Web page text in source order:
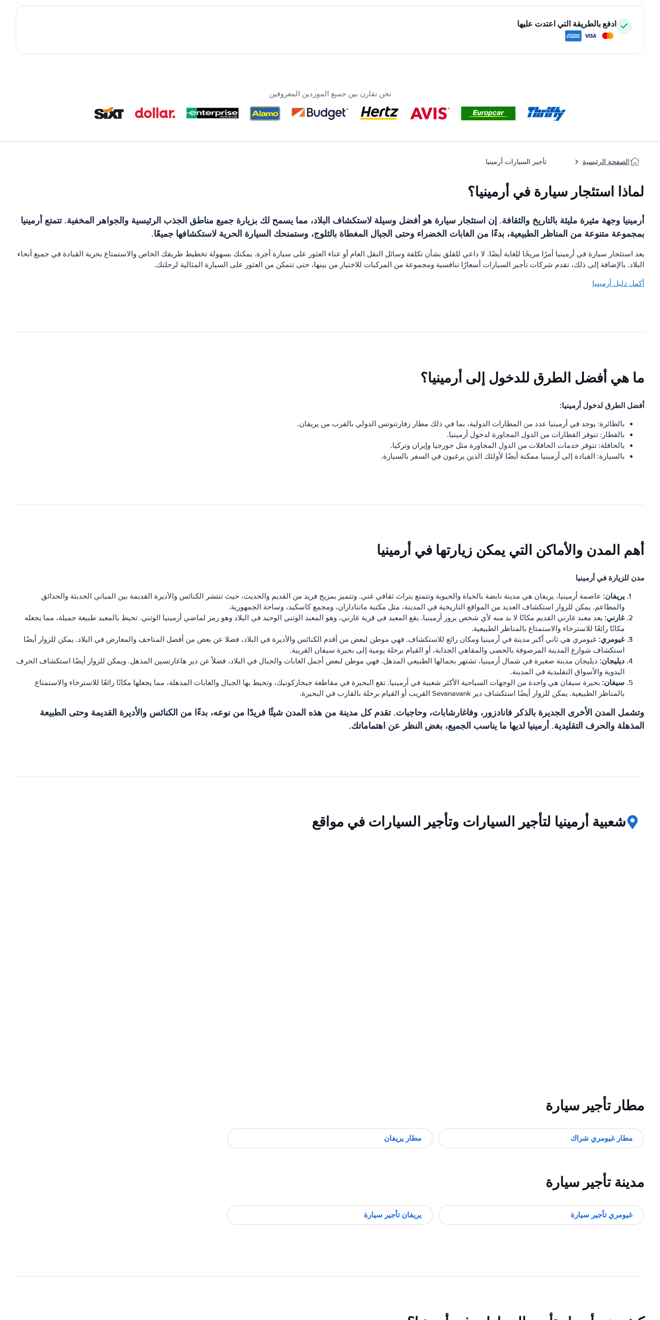
ادفع بالطريقة التي اعتدت عليها
نحن نقارن بين جميع الموردين المعروفين
الصفحة الرئيسية تأجير السيارات أرمينيا
لماذا استئجار سيارة في أرمينيا؟
أرمينيا وجهة مثيرة مليئة بالتاريخ والثقافة. إن استئجار سيارة هو أفضل وسيلة لاستكشاف البلاد، مما يسمح لك بزيارة جميع مناطق الجذب الرئيسية والجواهر المخفية. تتمتع أرمينيا
بمجموعة متنوعة من المناظر الطبيعية، بدءًا من الغابات الخضراء وحتى الجبال المغطاة بالثلوج، وستمنحك السيارة الحرية لاستكشافها جميعًا.
يعد استئجار سيارة في أرمينيا أمرًا مريحًا للغاية أيضًا. لا داعي للقلق بشأن تكلفة وسائل النقل العام أو عناء العثور على سيارة أجرة. يمكنك بسهولة تخطيط طريقك الخاص والاستمتاع بحرية القيادة في جميع أنحاء
البلاد. بالإضافة إلى ذلك، تقدم شركات تأجير السيارات أسعارًا تنافسية ومجموعة من المركبات للاختيار من بينها، حتى تتمكن من العثور على السيارة المثالية لرحلتك.
أكمل دليل أرمينيا
ما هي أفضل الطرق للدخول إلى أرمينيا؟
أفضل الطرق لدخول أرمينيا:
بالطائرة: يوجد في أرمينيا عدد من المطارات الدولية، بما في ذلك مطار زفارتنوتس الدولي بالقرب من يريفان.
بالقطار: تتوفر القطارات من الدول المجاورة لدخول أرمينيا.
بالحافلة: تتوفر خدمات الحافلات من الدول المجاورة مثل جورجيا وإيران وتركيا.
بالسيارة: القيادة إلى أرمينيا ممكنة أيضًا لأولئك الذين يرغبون في السفر بالسيارة.
أهم المدن والأماكن التي يمكن زيارتها في أرمينيا
مدن للزيارة في أرمينيا
يريفان: عاصمة أرمينيا، يريفان هي مدينة نابضة بالحياة والحيوية وتتمتع بتراث ثقافي غني. وتتميز بمزيج فريد من القديم والحديث، حيث تنتشر الكنائس والأديرة القديمة بين المباني الحديثة والحدائق
والمطاعم. يمكن للزوار استكشاف العديد من المواقع التاريخية في المدينة، مثل مكتبة ماتناداران، ومجمع كاسكيد، وساحة الجمهورية.
غارني: يعد معبد غارني القديم مكانًا لا بد منه لأي شخص يزور أرمينيا. يقع المعبد في قرية غارني، وهو المعبد الوثني الوحيد في البلاد وهو رمز لماضي أرمينيا الوثني. تحيط بالمعبد طبيعة جميلة، مما يجعله
مكانًا رائعًا للاسترخاء والاستمتاع بالمناظر الطبيعية.
غيومري: غيومري هي ثاني أكبر مدينة في أرمينيا ومكان رائع للاستكشاف. فهي موطن لبعض من أقدم الكنائس والأديرة في البلاد، فضلا عن بعض من أفضل المتاحف والمعارض في البلاد. يمكن للزوار أيضًا
استكشاف شوارع المدينة المرصوفة بالحصى والمقاهي الجذابة، أو القيام برحلة يومية إلى بحيرة سيفان القريبة.
ديليجان: ديليجان مدينة صغيرة في شمال أرمينيا، تشتهر بجمالها الطبيعي المذهل. فهي موطن لبعض أجمل الغابات والجبال في البلاد، فضلاً عن دير هاغارتسين المذهل. ويمكن للزوار أيضًا استكشاف الحرف
اليدوية والأسواق التقليدية في المدينة.
سيفان: بحيرة سيفان هي واحدة من الوجهات السياحية الأكثر شعبية في أرمينيا. تقع البحيرة في مقاطعة جيجاركونيك، وتحيط بها الجبال والغابات المذهلة، مما يجعلها مكانًا رائعًا للاسترخاء والاستمتاع
بالمناظر الطبيعية. يمكن للزوار أيضًا استكشاف دير Sevanavank القريب أو القيام برحلة بالقارب في البحيرة.
وتشمل المدن الأخرى الجديرة بالذكر فانادزور، وفاغارشابات، وحاجبات. تقدم كل مدينة من هذه المدن شيئًا فريدًا من نوعه، بدءًا من الكنائس والأديرة القديمة وحتى الطبيعة
المذهلة والحرف التقليدية. أرمينيا لديها ما يناسب الجميع، بغض النظر عن اهتماماتك.
شعبية أرمينيا لتأجير السيارات وتأجير السيارات في مواقع
مطار تأجير سيارة
مطار غيومري شراك مطار يريفان
مدينة تأجير سيارة
غيومري تأجير سيارة يريفان تأجير سيارة